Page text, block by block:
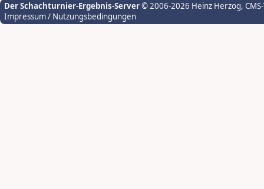
Der Schachturnier-Ergebnis-Server© 2006-2026 Heinz Herzog,
Impressum / Nutzungsbedingungen